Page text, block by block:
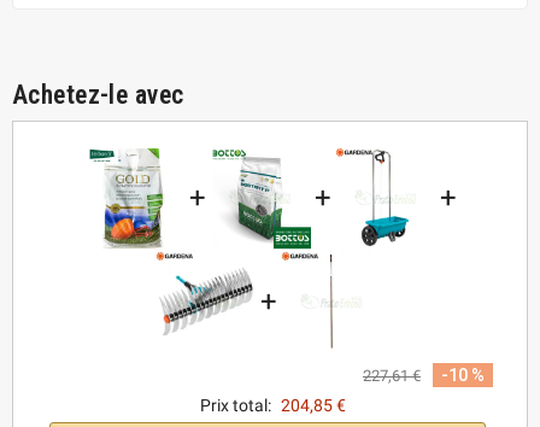
Achetez-le avec
+ + +
+
227,61 €
-10 %
Prix total: 204,85 €